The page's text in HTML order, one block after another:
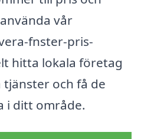
vår
fnster-pris-
hitta lokala företag
och få de
i ditt område.